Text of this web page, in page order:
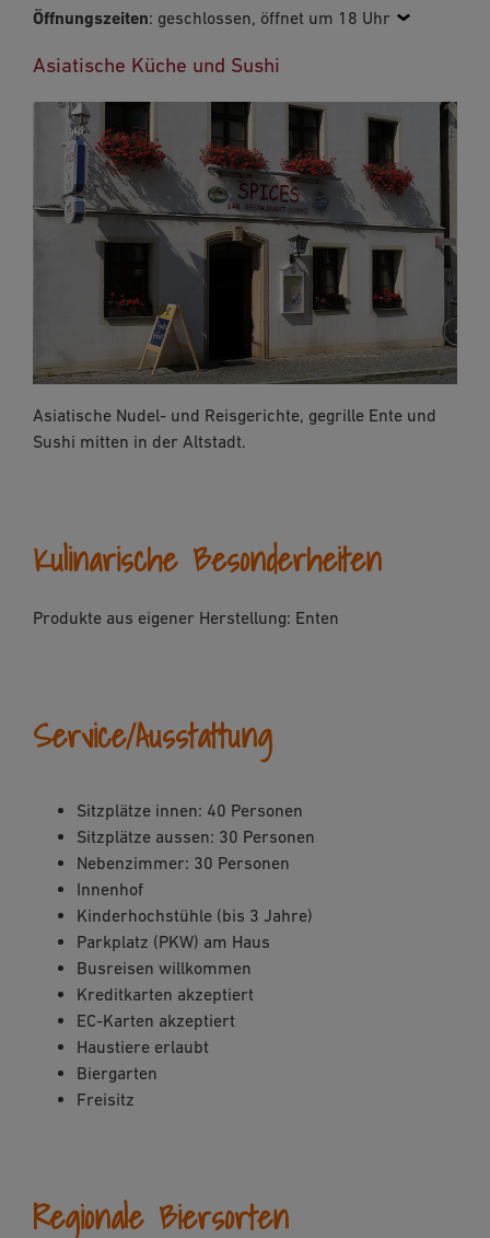
Öffnungszeiten: geschlossen, öffnet um 18 Uhr
Asiatische Küche und Sushi
Asiatische Nudel- und Reisgerichte, gegrille Ente und
Sushi mitten in der Altstadt.
Kulinarische Besonderheiten
Produkte aus eigener Herstellung: Enten
Service/Ausstattung
Sitzplätze innen: 40 Personen
Sitzplätze aussen: 30 Personen
Nebenzimmer: 30 Personen
Innenhof
Kinderhochstühle (bis 3 Jahre)
Parkplatz (PKW) am Haus
Busreisen willkommen
Kreditkarten akzeptiert
EC-Karten akzeptiert
Haustiere erlaubt
Biergarten
Freisitz
Regionale Biersorten